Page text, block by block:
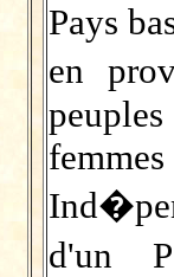
Pays
en
d'un